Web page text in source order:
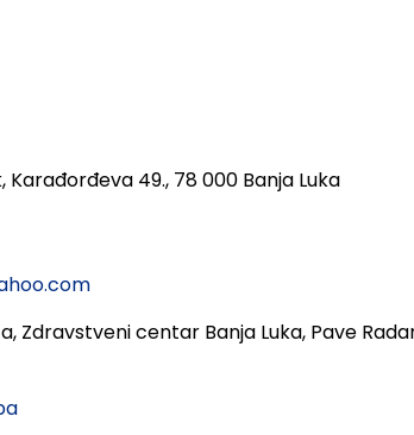
Karađorđeva 49., 78 000 Banja Luka
Zdravstveni centar Banja Luka, Pave